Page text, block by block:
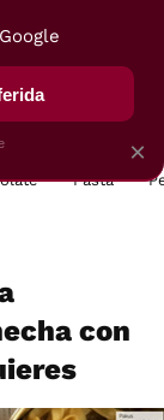
Pasta
con
×